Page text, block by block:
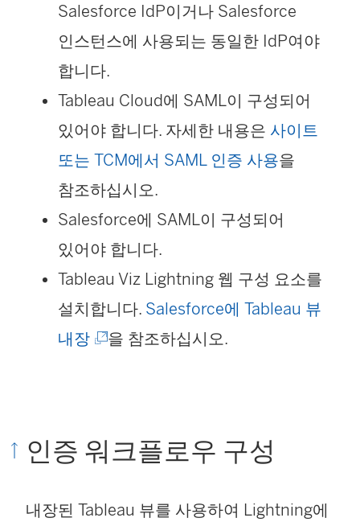
Salesforce IdP이거나 Salesforce
인스턴스에 사용되는 동일한 IdP여야
합니다.
Tableau Cloud에 SAML이 구성되어
있어야 합니다. 자세한 내용은 사이트
또는 TCM에서 SAML 인증 사용을
참조하십시오.
Salesforce에 SAML이 구성되어
있어야 합니다.
Tableau Viz Lightning 웹 구성 요소를
설치합니다. Salesforce에 Tableau 뷰
내장(
새
에
을 참조하십시오.
인증 워크플로우 구성
내장된 Tableau 뷰를 사용하여 Lightning에